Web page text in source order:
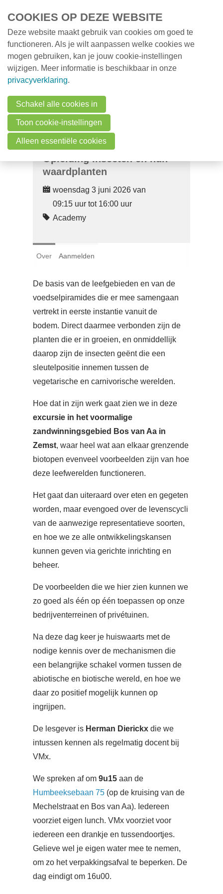
MENU
Opleiding Insecten en hun
waardplanten
woensdag 3 juni 2026 van
09:15 uur tot 16:00 uur
Academy
Over Aanmelden
De basis van de leefgebieden en van de
voedselpiramides die er mee samengaan
vertrekt in eerste instantie vanuit de
bodem. Direct daarmee verbonden zijn de
planten die er in groeien, en onmiddellijk
daarop zijn de insecten geënt die een
sleutelpositie innemen tussen de
vegetarische en carnivorische werelden.
Hoe dat in zijn werk gaat zien we in deze
excursie in het voormalige
zandwinningsgebied Bos van Aa in
Zemst, waar heel wat aan elkaar grenzende
biotopen evenveel voorbeelden zijn van hoe
deze leefwerelden functioneren.
Het gaat dan uiteraard over eten en gegeten
worden, maar evengoed over de levenscycli
van de aanwezige representatieve soorten,
en hoe we ze alle ontwikkelingskansen
kunnen geven via gerichte inrichting en
beheer.
De voorbeelden die we hier zien kunnen we
zo goed als één op één toepassen op onze
bedrijventerreinen of privétuinen.
Na deze dag keer je huiswaarts met de
nodige kennis over de mechanismen die
een belangrijke schakel vormen tussen de
abiotische en biotische wereld, en hoe we
daar zo positief mogelijk kunnen op
ingrijpen.
De lesgever is Herman Dierickx die we
intussen kennen als regelmatig docent bij
VMx.
We spreken af om9u15 aan de
Humbeeksebaan 75 (op de kruising van de
Mechelstraat en Bos van Aa). Iedereen
voorziet eigen lunch. VMx voorziet voor
iedereen een drankje en tussendoortjes.
Gelieve wel je eigen water mee te nemen,
om zo het verpakkingsafval te beperken. De
dag eindigt om 16u00.
Milieunieuws
Vacatures
Zoeken
Nederlands
COOKIES OP DEZE WEBSITE
Deze website maakt gebruik van cookies om goed te
functioneren. Als je wilt aanpassen welke cookies we
mogen gebruiken, kan je jouw cookie-instellingen
wijzigen. Meer informatie is beschikbaar in onze
privacyverklaring.
Schakel alle cookies in
Toon cookie-instellingen
Alleen essentiële cookies